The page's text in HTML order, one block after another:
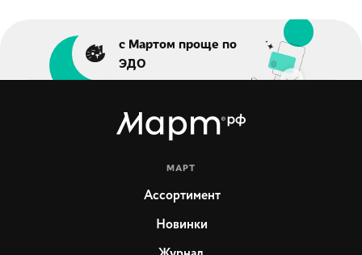
с Мартом проще по
ЭДО
МАРТ
Ассортимент
Новинки